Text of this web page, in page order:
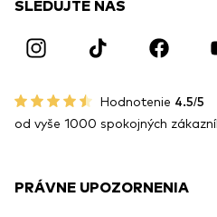
SLEDUJTE NÁS
Hodnotenie 4.5/5
od vyše 1000 spokojných
PRÁVNE UPOZORNENIA